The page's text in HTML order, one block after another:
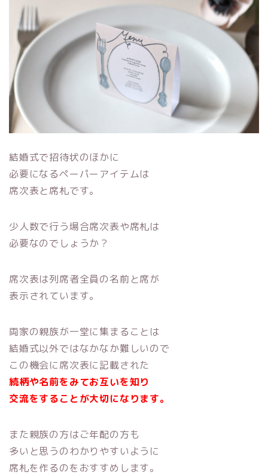
結婚式で招待状のほかに
必要になるペーパーアイテムは
席次表と席札です。
少人数で行う場合席次表や席札は
必要なのでしょうか？
席次表は列席者全員の名前と席が
表示されています。
両家の親族が一堂に集まることは
結婚式以外ではなかなか難しいので
この機会に席次表に記載された
続柄や名前をみてお互いを知り
交流をすることが大切になります。
また親族の方はご年配の方も
多いと思うのわかりやすいように
席札を作るのをおすすめします。